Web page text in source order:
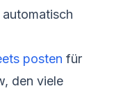
posten für
den viele